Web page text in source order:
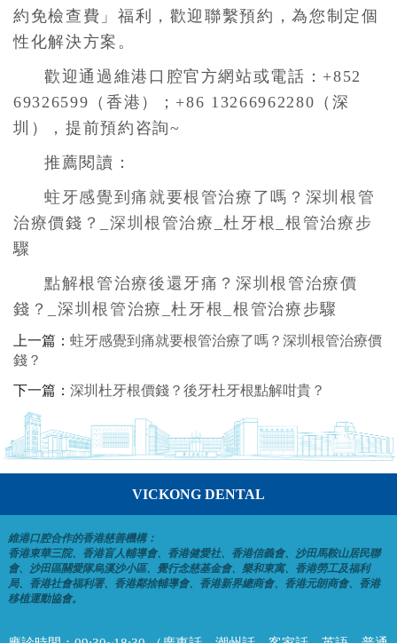
約免檢查費」福利，歡迎聯繫預約，為您制定個
性化解決方案。
歡迎通過維港口腔官方網站或電話：+852
69326599（香港）；+86 13266962280（深
圳），提前預約咨詢~
推薦閱讀：
蛀牙感覺到痛就要根管治療了嗎？深圳根管
治療價錢？_深圳根管治療_杜牙根_根管治療步
驟
點解根管治療後還牙痛？深圳根管治療價
錢？_深圳根管治療_杜牙根_根管治療步驟
上一篇： 蛀牙感覺到痛就要根管治療了嗎？深圳根管治療價
錢？
下一篇： 深圳杜牙根價錢？後牙杜牙根點解咁貴？
VICKONG DENTAL
維港口腔合作的香港慈善機構：
香港東華三院、香港盲人輔導會、香港健愛社、香港信義會、沙田馬鞍山居民聯
會、沙田區關愛隊烏溪沙小區、覺行念慈基金會、樂和東寓、香港勞工及福利
局、香港社會福利署、香港鄰捨輔導會、香港新界總商會、香港元朗商會、香港
移植運動協會。